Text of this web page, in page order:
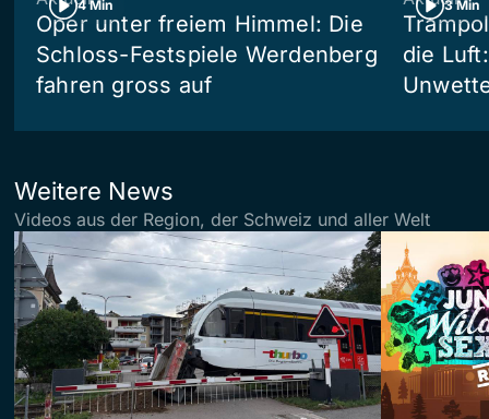
4 Min
Oper unter freiem Himmel: Die
Schloss-Festspiele Werdenberg
fahren gross auf
3 Min
die
Weitere News
Videos aus der Region, der Schweiz und aller Welt